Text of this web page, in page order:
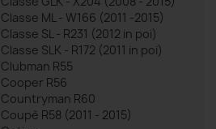
Classe ML - W166 (2011 -2015)
Classe SL - R231 (2012 in poi)
Classe SLK - R172 (2011 in poi)
Clubman R55
Cooper R56
Countryman R60
Coupè R58 (2011 - 2015)